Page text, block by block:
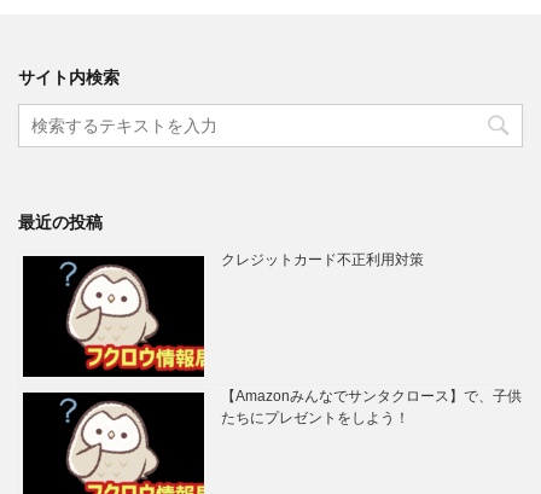
サイト内検索
最近の投稿
クレジットカード不正利用対策
【Amazonみんなでサンタクロース】で、子供
たちにプレゼントをしよう！